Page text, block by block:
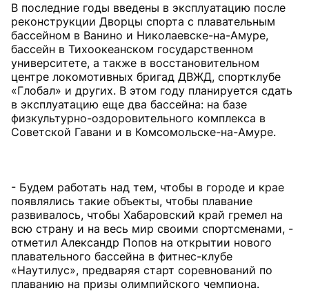
В последние годы введены в эксплуатацию после
реконструкции Дворцы спорта с плавательным
бассейном в Ванино и Николаевске-на-Амуре,
бассейн в Тихоокеанском государственном
университете, а также в восстановительном
центре локомотивных бригад ДВЖД, спортклубе
«Глобал» и других. В этом году планируется сдать
в эксплуатацию еще два бассейна: на базе
физкультурно-оздоровительного комплекса в
Советской Гавани и в Комсомольске-на-Амуре.
- Будем работать над тем, чтобы в городе и крае
появлялись такие объекты, чтобы плавание
развивалось, чтобы Хабаровский край гремел на
всю страну и на весь мир своими спортсменами, -
отметил Александр Попов на открытии нового
плавательного бассейна в фитнес-клубе
«Наутилус», предваряя старт соревнований по
плаванию на призы олимпийского чемпиона.